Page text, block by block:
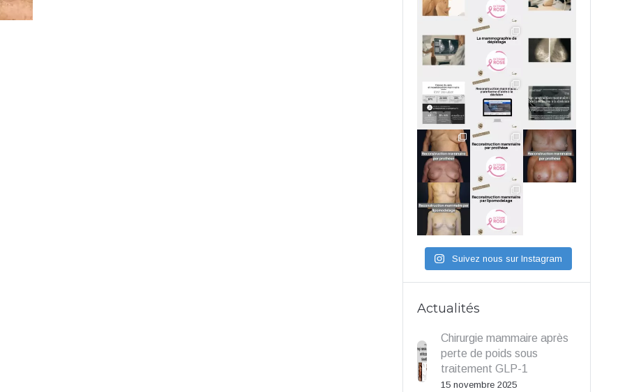
Suivez nous sur Instagram
Actualités
Chirurgie mammaire après
perte de poids sous
traitement GLP-1
15 novembre 2025